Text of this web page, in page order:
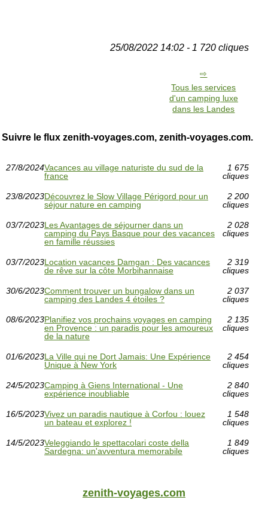
25/08/2022 14:02 - 1 720 cliques
Tous les services
d'un camping luxe
dans les Landes
Suivre le flux zenith-voyages.com, zenith-voyages.com.
27/8/2024Vacances au village naturiste du sud de la
france
1 675
cliques
23/8/2023Découvrez le Slow Village Périgord pour un
séjour nature en camping
2 200
cliques
03/7/2023Les Avantages de séjourner dans un
camping du Pays Basque pour des vacances
en famille réussies
2 028
cliques
03/7/2023Location vacances Damgan : Des vacances
de rêve sur la côte Morbihannaise
2 319
cliques
30/6/2023Comment trouver un bungalow dans un
camping des Landes 4 étoiles ?
2 037
cliques
08/6/2023Planifiez vos prochains voyages en camping
en Provence : un paradis pour les amoureux
de la nature
2 135
cliques
01/6/2023La Ville qui ne Dort Jamais: Une Expérience
Unique à New York
2 454
cliques
24/5/2023Camping à Giens International - Une
expérience inoubliable
2 840
cliques
16/5/2023Vivez un paradis nautique à Corfou : louez
un bateau et explorez !
1 548
cliques
14/5/2023Veleggiando le spettacolari coste della
Sardegna: un'avventura memorabile
1 849
cliques
zenith-voyages.com